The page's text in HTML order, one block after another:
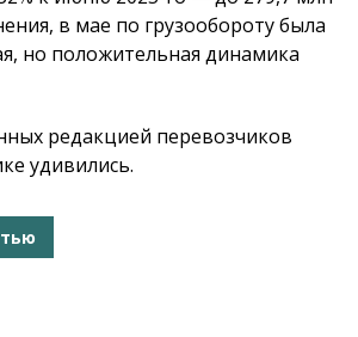
в мае по грузообороту была
но положительная динамика
редакцией перевозчиков
удивились.